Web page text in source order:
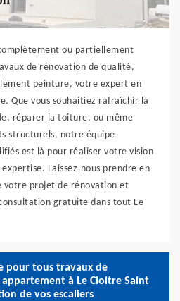
ou partiellement
de rénovation de qualité,
peinture, votre expert en
Que vous souhaitiez rafraîchir la
réparer la toiture, ou même
structurels, notre équipe
est là pour réaliser votre vision
Laissez-nous prendre en
votre projet de rénovation et
gratuite dans tout Le
pour tous travaux de
à Le Cloitre Saint
de vos escaliers